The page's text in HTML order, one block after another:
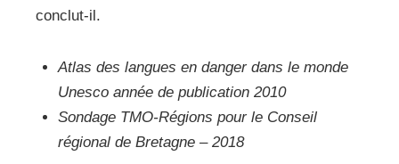
conclut-il.
Atlas des langues en danger dans le monde
Unesco année de publication 2010
Sondage TMO-Régions pour le Conseil
régional de Bretagne – 2018